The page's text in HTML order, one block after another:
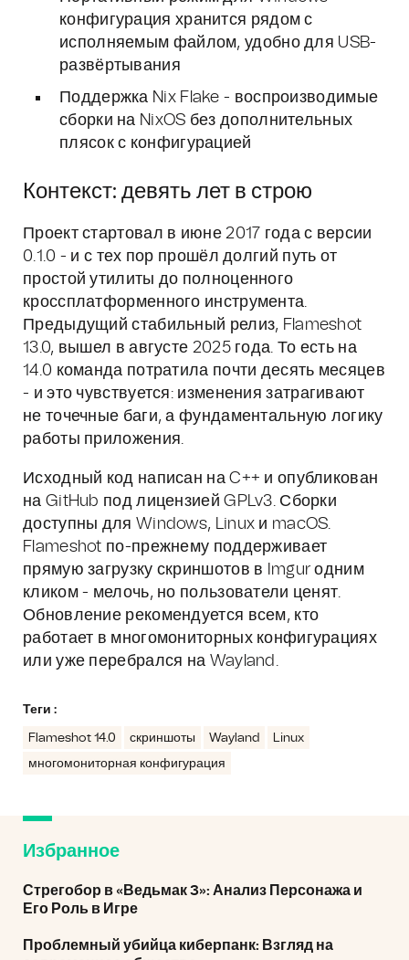
конфигурация хранится рядом с
исполняемым файлом, удобно для USB-
развёртывания
Поддержка Nix Flake - воспроизводимые
сборки на NixOS без дополнительных
плясок с конфигурацией
Контекст: девять лет в строю
Проект стартовал в июне 2017 года с версии
0.1.0 - и с тех пор прошёл долгий путь от
простой утилиты до полноценного
кроссплатформенного инструмента.
Предыдущий стабильный релиз, Flameshot
13.0, вышел в августе 2025 года. То есть на
14.0 команда потратила почти десять месяцев
- и это чувствуется: изменения затрагивают
не точечные баги, а фундаментальную логику
работы приложения.
Исходный код написан на C++ и опубликован
на GitHub под лицензией GPLv3. Сборки
доступны для Windows, Linux и macOS.
Flameshot по-прежнему поддерживает
прямую загрузку скриншотов в Imgur одним
кликом - мелочь, но пользователи ценят.
Обновление рекомендуется всем, кто
работает в многомониторных конфигурациях
или уже перебрался на Wayland.
Теги :
Flameshot 14.0 скриншоты Wayland
Linux
многомониторная конфигурация
Избранное
Стрегобор в «Ведьмак 3»: Анализ Персонажа и
Его Роль в Игре
Проблемный убийца киберпанк: Взгляд на